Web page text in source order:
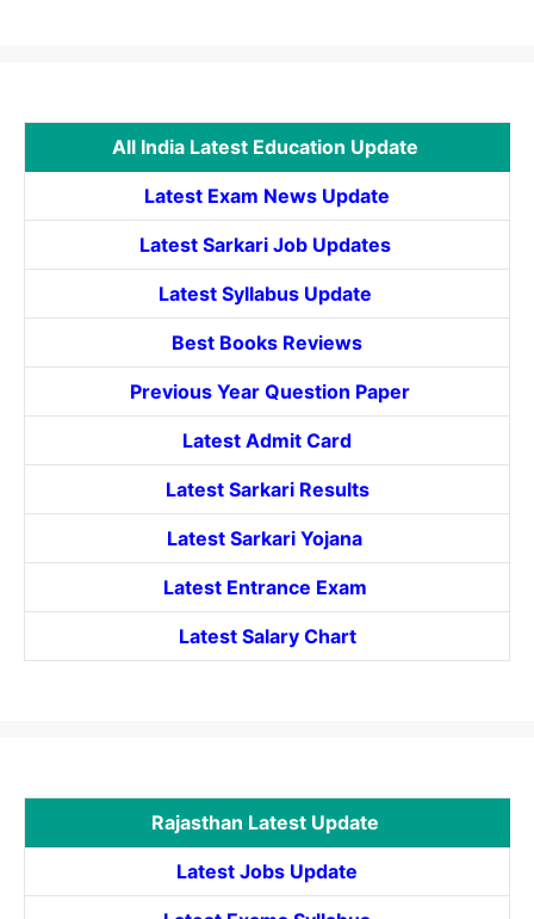
All India Latest Education Update
Latest Exam News Update
Latest Sarkari Job Updates
Latest Syllabus Update
Best Books Reviews
Previous Year Question Paper
Latest Admit Card
Latest Sarkari Results
Latest Sarkari Yojana
Latest Entrance Exam
Latest Salary Chart
Rajasthan Latest Update
Latest Jobs Update